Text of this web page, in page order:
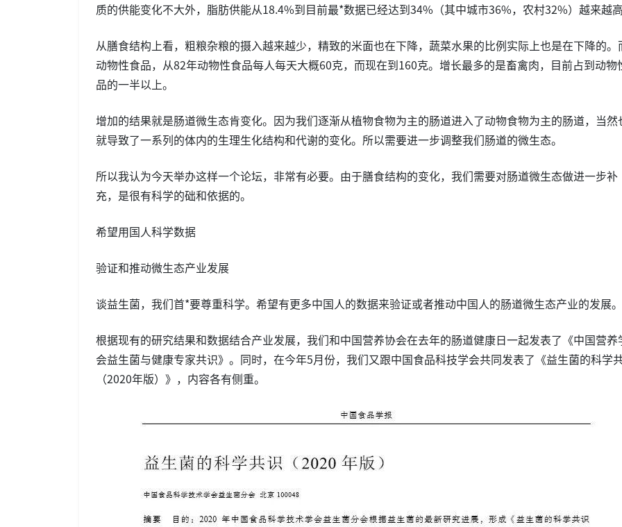
质的供能变化不大外，脂肪供能从18.4%到目前最*数据已经达到34%（其中城市36%，农村32%）越来越
从膳食结构上看，粗粮杂粮的摄入越来越少，精致的米面也在下降，蔬菜水果的比例实际上也是在下降的。
动物性食品，从82年动物性食品每人每天大概60克，而现在到160克。增长最多的是畜禽肉，目前占到动物
品的一半以上。
增加的结果就是肠道微生态肯变化。因为我们逐渐从植物食物为主的肠道进入了动物食物为主的肠道，当然
就导致了一系列的体内的生理生化结构和代谢的变化。所以需要进一步调整我们肠道的微生态。
所以我认为今天举办这样一个论坛，非常有必要。由于膳食结构的变化，我们需要对肠道微生态做进一步补
充，是很有科学的础和依据的。
希望用国人科学数据
验证和推动微生态产业发展
谈益生菌，我们首*要尊重科学。希望有更多中国人的数据来验证或者推动中国人的肠道微生态产业的发展。
根据现有的研究结果和数据结合产业发展，我们和中国营养协会在去年的肠道健康日一起发表了《中国营养
会益生菌与健康专家共识》。同时，在今年5月份，我们又跟中国食品科技学会共同发表了《益生菌的科学
（2020年版）》，内容各有侧重。